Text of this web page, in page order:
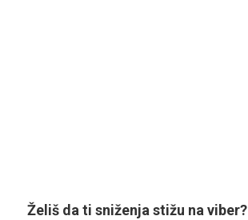
Želiš da ti sniženja stižu na viber?